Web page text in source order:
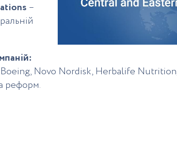
–
Novo Nordisk, Herbalife
реформ.